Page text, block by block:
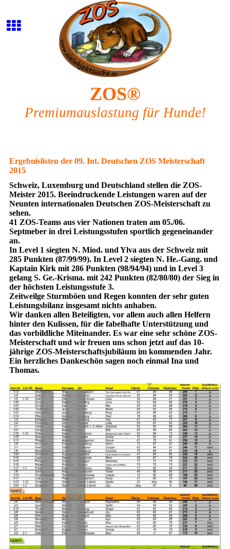
ZOS®
Premiumauslastung für Hunde!
Ergebnislisten der 09. Int. Deutschen ZOS Meisterschaft
2015
Schweiz, Luxemburg und Deutschland stellen die ZOS-
Meister 2015. Beeindruckende Leistungen waren auf der
Neunten internationalen Deutschen ZOS-Meisterschaft zu
sehen.
41 ZOS-Teams aus vier Nationen traten am 05./06.
Septmeber in drei Leistungsstufen sportlich gegeneinander
an.
In Level 1 siegten N. Miod. und Ylva aus der Schweiz mit
285 Punkten (87/99/99). In Level 2 siegten N. He.-Gang. und
Kaptain Kirk mit 286 Punkten (98/94/94) und in Level 3
gelang S. Ge.-Krisma. mit 242 Punkten (82/80/80) der Sieg in
der höchsten Leistungsstufe 3.
Zeitweilge Sturmböen und Regen konnten der sehr guten
Leistungsbilanz insgesamt nichts anhaben.
Wir danken allen Beteiligten, vor allem auch allen Helfern
hinter den Kulissen, für die fabelhafte Unterstützung und
das vorbildliche Miteinander. Es war eine sehr schöne ZOS-
Meisterschaft und wir freuen uns schon jetzt auf das 10-
jährige ZOS-Meisterschaftsjubiläum im kommenden Jahr.
Ein herzliches Dankeschön sagen noch einmal Ina und
Thomas.